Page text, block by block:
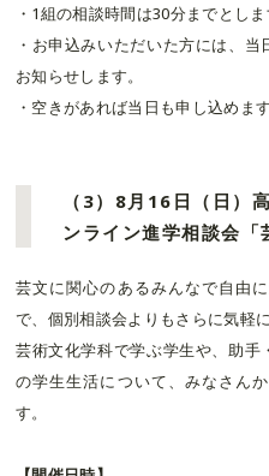
・1組の相談時間は30分までとしま
・お申込みいただいた方には、
お知らせします。
・空きがあれば当日も申し込めます
（3）8月16日（日）
ンライン進学相談会「
芸文に関心のあるみんなで自由
で、個別相談会よりもさらに気軽
芸術文化学科で学ぶ学生や、助
の学生生活について、みなさん
す。